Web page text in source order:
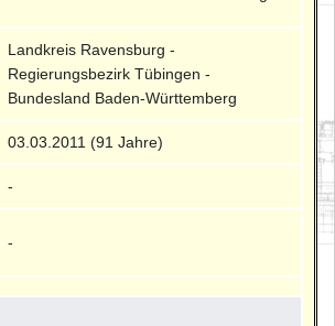
Landkreis Ravensburg -
Regierungsbezirk Tübingen -
Bundesland Baden-Württemberg
03.03.2011 (91 Jahre)
-
-